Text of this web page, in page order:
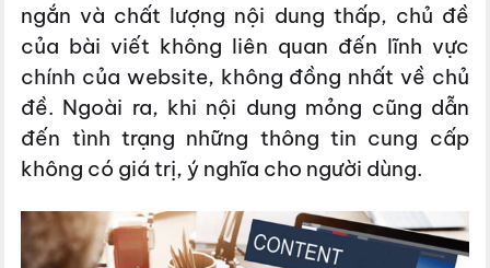
ngắn và chất lượng nội dung thấp, chủ đề
của bài viết không liên quan đến lĩnh vực
chính của website, không đồng nhất về chủ
đề. Ngoài ra, khi nội dung mỏng cũng dẫn
đến tình trạng những thông tin cung cấp
không có giá trị, ý nghĩa cho người dùng.